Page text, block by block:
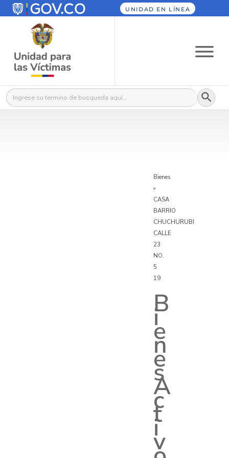
UNIDAD EN LÍNEA
Buscar: Botón
Bienes
»
CASA
BARRIO
CHUCHURUBI
CALLE
23
NO.
5
19
B
i
e
n
e
s
A
c
t
i
v